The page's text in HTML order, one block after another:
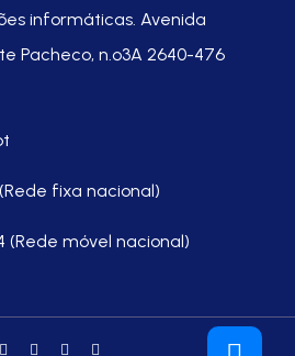
informáticas. Avenida
Pacheco, n.º3A 2640-476
(Rede fixa nacional)
(Rede móvel nacional)